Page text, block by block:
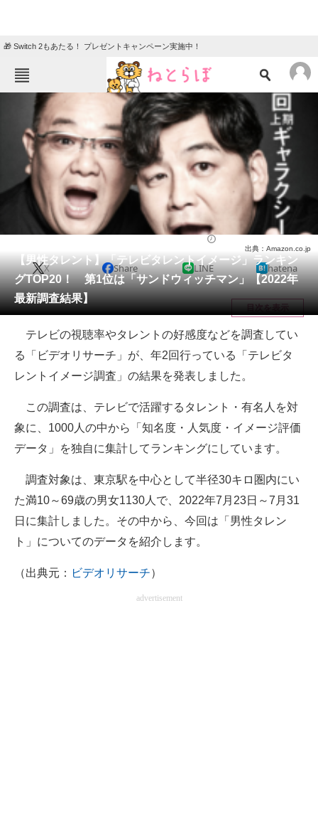
🎁 Switch 2もあたる！ プレゼントキャンペーン実施中！
ねとらぼメニュー
ニュース
エンタメ クイズ
グルメ 地域
教育・育児
リサーチ
会員記事
メディア
注目記事を集めた総合ページ
ITの今と未来を見通す
スマホと通信の最新トレンド
進化するPCとデバイスの未来
好きが集まる 比べて選べる
AI活用のいまが分かる
【男性タレント】「テレビタレントイメージ」ランキン
グTOP20！ 第1位は「サンドウィッチマン」【2022年
最新調査結果】
出典：Amazon.co.jp
X Share LINE hatena
目次を表示
テレビの視聴率やタレントの好感度などを調査してい
る「ビデオリサーチ」が、年2回行っている「テレビタ
レントイメージ調査」の結果を発表しました。
この調査は、テレビで活躍するタレント・有名人を対
象に、1000人の中から「知名度・人気度・イメージ評価
データ」を独自に集計してランキングにしています。
調査対象は、東京駅を中心として半径30キロ圏内にい
た満10～69歳の男女1130人で、2022年7月23日～7月31
日に集計しました。その中から、今回は「男性タレン
ト」についてのデータを紹介します。
（出典元： ビデオリサーチ）
advertisement